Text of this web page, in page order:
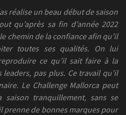
réalise un beau début de saison
qu’après sa fin d’année 2022
chemin de la confiance afin qu’il
toutes ses qualités. On lui
ce qu’il sait faire à la
pas plus. Ce travail qu’il
Le Challenge Mallorca peut
saison tranquillement, sans se
prenne de bonnes marques pour